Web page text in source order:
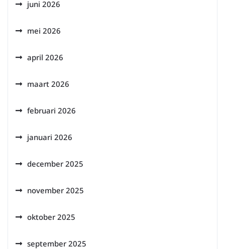
juni 2026
mei 2026
april 2026
maart 2026
februari 2026
januari 2026
december 2025
november 2025
oktober 2025
september 2025